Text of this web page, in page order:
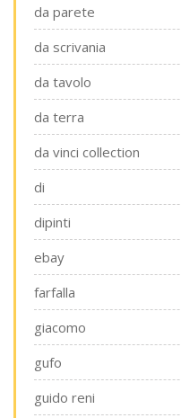
da parete
da scrivania
da tavolo
da terra
da vinci collection
di
dipinti
ebay
farfalla
giacomo
gufo
guido reni